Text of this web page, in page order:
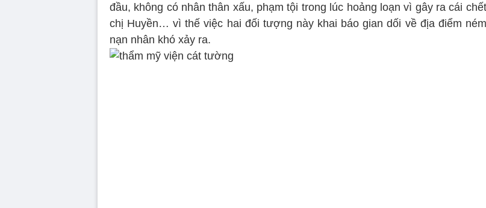
đầu, không có nhân thân xấu, phạm tội trong lúc hoảng loạn vì gây ra cái
chị Huyền… vì thế việc hai đối tượng này khai báo gian dối về địa điểm
nạn nhân khó xảy ra.